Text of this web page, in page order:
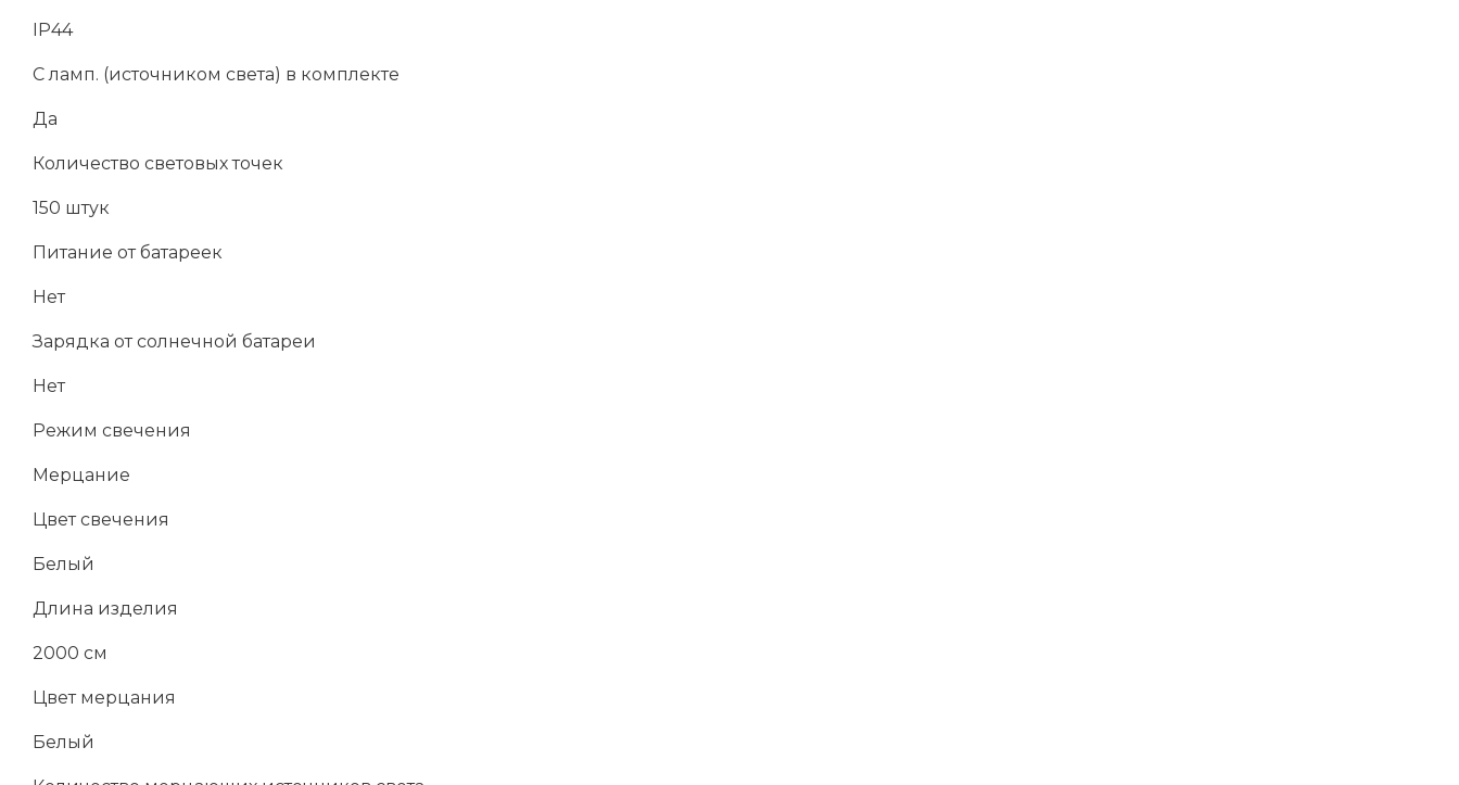
IP44
С ламп. (источником света) в комплекте
Да
Количество световых точек
150 штук
Питание от батареек
Нет
Зарядка от солнечной батареи
Нет
Режим свечения
Мерцание
Цвет свечения
Белый
Длина изделия
2000 см
Цвет мерцания
Белый